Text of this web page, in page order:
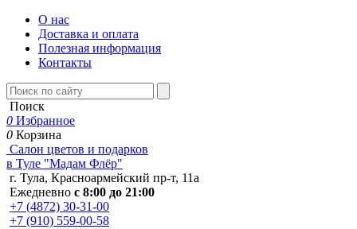
О нас
Доставка и оплата
Полезная информация
Контакты
Поиск
0 Избранное
0 Корзина
Салон цветов и подарков
в Туле "Мадам Флёр"
г. Тула, Красноармейский пр-т, 11а
Ежедневно с 8:00 до 21:00
+7 (4872) 30-31-00
+7 (910) 559-00-58